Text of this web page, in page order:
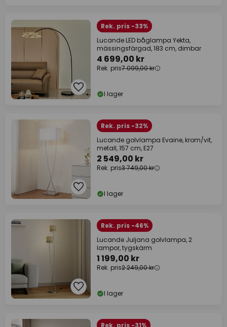
Rek. pris -33%
Lucande LED båglampa Yekta,
mässingsfärgad, 183 cm, dimbar
4 699,00 kr
Rek. pris7 099,00 kr
I lager
Rek. pris -32%
Lucande golvlampa Evaine, krom/vit,
metall, 157 cm, E27
2 549,00 kr
Rek. pris3 749,00 kr
I lager
Rek. pris -46%
Lucande Juljana golvlampa, 2
lampor, tygskärm
1 199,00 kr
Rek. pris2 249,00 kr
I lager
Rek. pris -31%